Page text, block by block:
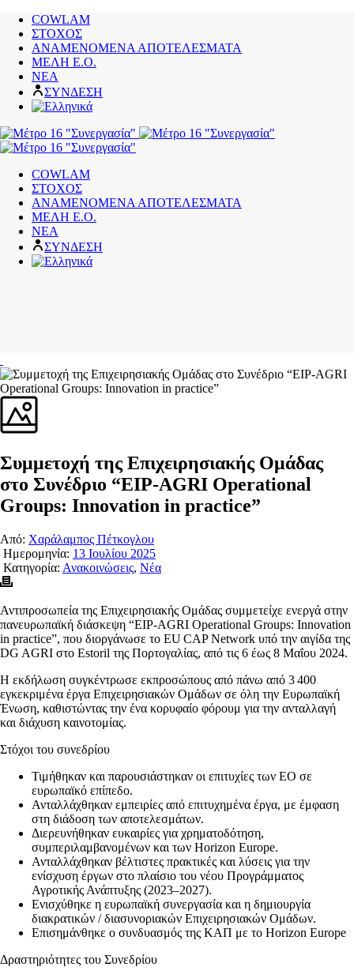
COWLAM
ΣΤΟΧΟΣ
ΑΝΑΜΕΝΟΜΕΝΑ ΑΠΟΤΕΛΕΣΜΑΤΑ
ΜΕΛΗ Ε.Ο.
ΝΕΑ
ΣΥΝΔΕΣΗ
COWLAM
ΣΤΟΧΟΣ
ΑΝΑΜΕΝΟΜΕΝΑ ΑΠΟΤΕΛΕΣΜΑΤΑ
ΜΕΛΗ Ε.Ο.
ΝΕΑ
ΣΥΝΔΕΣΗ
Συμμετοχή της Επιχειρησιακής Ομάδας
στο Συνέδριο “EIP‑AGRI Operational
Groups: Innovation in practice”
Από: Χαράλαμπος Πέτκογλου
Ημερομηνία: 13 Ιουλίου 2025
Κατηγορία: Ανακοινώσεις, Νέα
Αντιπροσωπεία της Επιχειρησιακής Ομάδας συμμετείχε ενεργά στην
πανευρωπαϊκή διάσκεψη “EIP‑AGRI Operational Groups: Innovation
in practice”, που διοργάνωσε το EUCAP Network υπό την αιγίδα της
DG AGRI στο Estoril της Πορτογαλίας, από τις 6 έως 8 Μαΐου 2024.
Η εκδήλωση συγκέντρωσε εκπροσώπους από πάνω από 3400
εγκεκριμένα έργα Επιχειρησιακών Ομάδων σε όλη την Ευρωπαϊκή
Ένωση, καθιστώντας την ένα κορυφαίο φόρουμ για την ανταλλαγή
και διάχυση καινοτομίας.
Στόχοι του συνεδρίου
Τιμήθηκαν και παρουσιάστηκαν οι επιτυχίες των ΕΟ σε
ευρωπαϊκό επίπεδο.
Ανταλλάχθηκαν εμπειρίες από επιτυχημένα έργα, με έμφαση
στη διάδοση των αποτελεσμάτων.
Διερευνήθηκαν ευκαιρίες για χρηματοδότηση,
συμπεριλαμβανομένων και των Horizon Europe.
Ανταλλάχθηκαν βέλτιστες πρακτικές και λύσεις για την
ενίσχυση έργων στο πλαίσιο του νέου Προγράμματος
Αγροτικής Ανάπτυξης (2023–2027).
Ενισχύθηκε η ευρωπαϊκή συνεργασία και η δημιουργία
διακρατικών / διασυνοριακών Επιχειρησιακών Ομάδων.
Επισημάνθηκε ο συνδυασμός της ΚΑΠ με το Horizon Europe
Δραστηριότητες του Συνεδρίου